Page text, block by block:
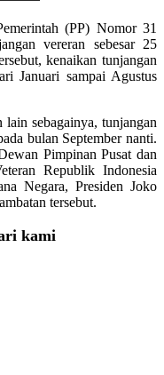
(PP) Nomor 31
vereran sebesar 25
kenaikan tunjangan
Januari sampai Agustus
lain sebagainya, tunjangan
bulan September nanti.
Pimpinan Pusat dan
Republik Indonesia
Negara, Presiden Joko
tersebut.
kami